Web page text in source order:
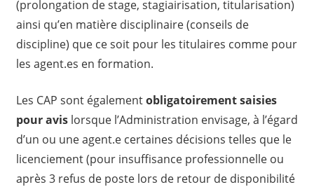
(prolongation de stage, stagiairisation, titularisation)
ainsi qu’en matière disciplinaire (conseils de
discipline) que ce soit pour les titulaires comme pour
les agent.es en formation.
Les CAP sont égalementobligatoirement saisies
pour avislorsque l’Administration envisage, à l’égard
d’un ou une agent.e certaines décisions telles que le
licenciement (pour insuffisance professionnelle ou
après 3 refus de poste lors de retour de disponibilité